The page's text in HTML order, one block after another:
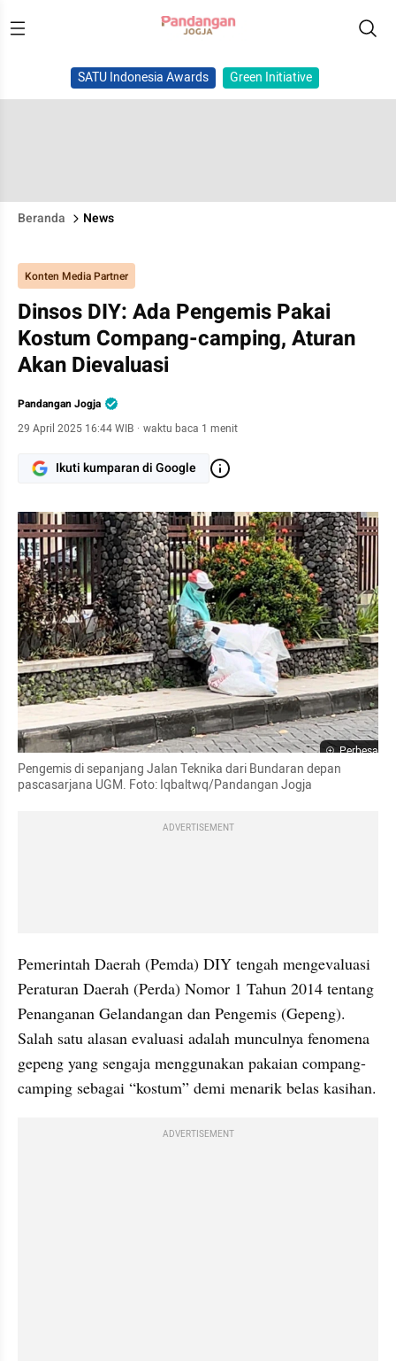
SATU Indonesia Awards Green Initiative
Beranda News
Konten Media Partner
Dinsos DIY: Ada Pengemis Pakai
Kostum Compang-camping, Aturan
Akan Dievaluasi
Pandangan Jogja
29 April 2025 16:44 WIB · waktu baca 1 menit
Ikuti kumparan di Google
Perbesar
Pengemis di sepanjang Jalan Teknika dari Bundaran depan
pascasarjana UGM. Foto: Iqbaltwq/Pandangan Jogja
ADVERTISEMENT
Pemerintah Daerah (Pemda) DIY tengah mengevaluasi
Peraturan Daerah (Perda) Nomor 1 Tahun 2014 tentang
Penanganan Gelandangan dan Pengemis (Gepeng).
Salah satu alasan evaluasi adalah munculnya fenomena
gepeng yang sengaja menggunakan pakaian compang-
camping sebagai “kostum” demi menarik belas kasihan.
ADVERTISEMENT